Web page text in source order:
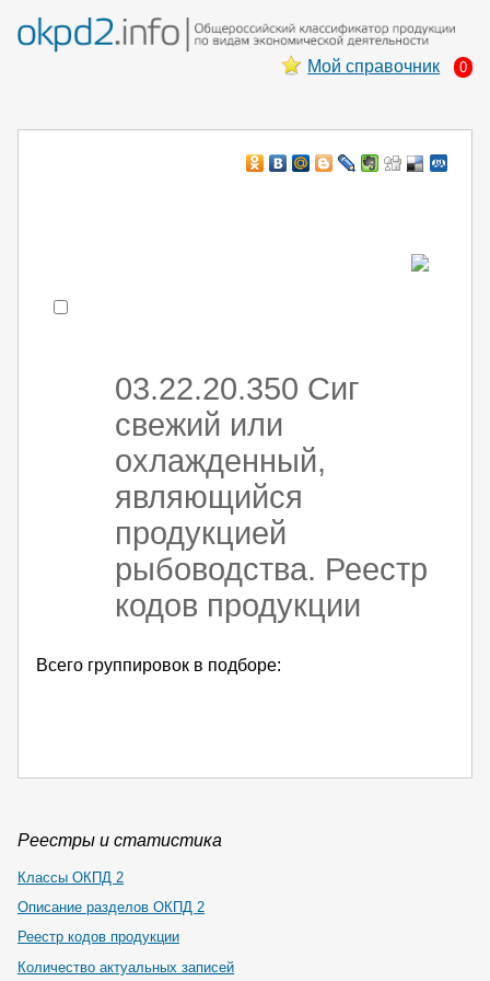
Мой справочник 0
03.22.20.350 Сиг
свежий или
охлажденный,
являющийся
продукцией
рыбоводства. Реестр
кодов продукции
Всего группировок в подборе:
Реестры и статистика
Классы ОКПД 2
Описание разделов ОКПД 2
Реестр кодов продукции
Количество актуальных записей